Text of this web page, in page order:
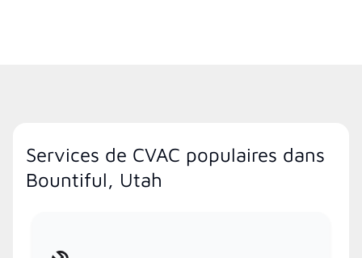
Services de CVAC populaires dans
Bountiful, Utah